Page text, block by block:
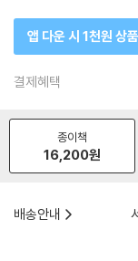
앱 다운 시 1천원 상
결제혜택
종이책
16,200원
배송안내